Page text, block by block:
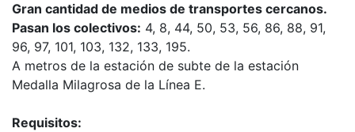
Gran cantidad de medios de transportes cercanos.
Pasan los colectivos: 4, 8, 44, 50, 53, 56, 86, 88, 91,
96, 97, 101, 103, 132, 133, 195.
A metros de la estación de subte de la estación
Medalla Milagrosa de la Línea E.
Requisitos: